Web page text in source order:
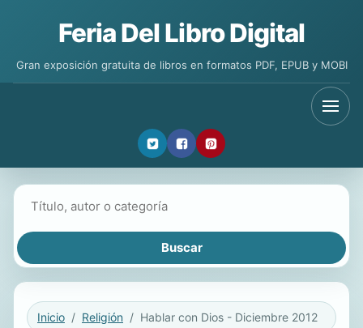
Feria Del Libro Digital
Gran exposición gratuita de libros en formatos PDF, EPUB y MOBI
Inicio Religión Hablar con Dios - Diciembre 2012